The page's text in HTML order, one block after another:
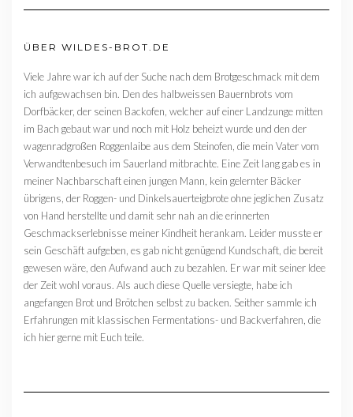
ÜBER WILDES-BROT.DE
Viele Jahre war ich auf der Suche nach dem Brotgeschmack mit dem
ich aufgewachsen bin. Den des halbweissen Bauernbrots vom
Dorfbäcker, der seinen Backofen, welcher auf einer Landzunge mitten
im Bach gebaut war und noch mit Holz beheizt wurde und den der
wagenradgroßen Roggenlaibe aus dem Steinofen, die mein Vater vom
Verwandtenbesuch im Sauerland mitbrachte. Eine Zeit lang gab es in
meiner Nachbarschaft einen jungen Mann, kein gelernter Bäcker
übrigens, der Roggen- und Dinkelsauerteigbrote ohne jeglichen Zusatz
von Hand herstellte und damit sehr nah an die erinnerten
Geschmackserlebnisse meiner Kindheit herankam. Leider musste er
sein Geschäft aufgeben, es gab nicht genügend Kundschaft, die bereit
gewesen wäre, den Aufwand auch zu bezahlen. Er war mit seiner Idee
der Zeit wohl voraus. Als auch diese Quelle versiegte, habe ich
angefangen Brot und Brötchen selbst zu backen. Seither sammle ich
Erfahrungen mit klassischen Fermentations- und Backverfahren, die
ich hier gerne mit Euch teile.